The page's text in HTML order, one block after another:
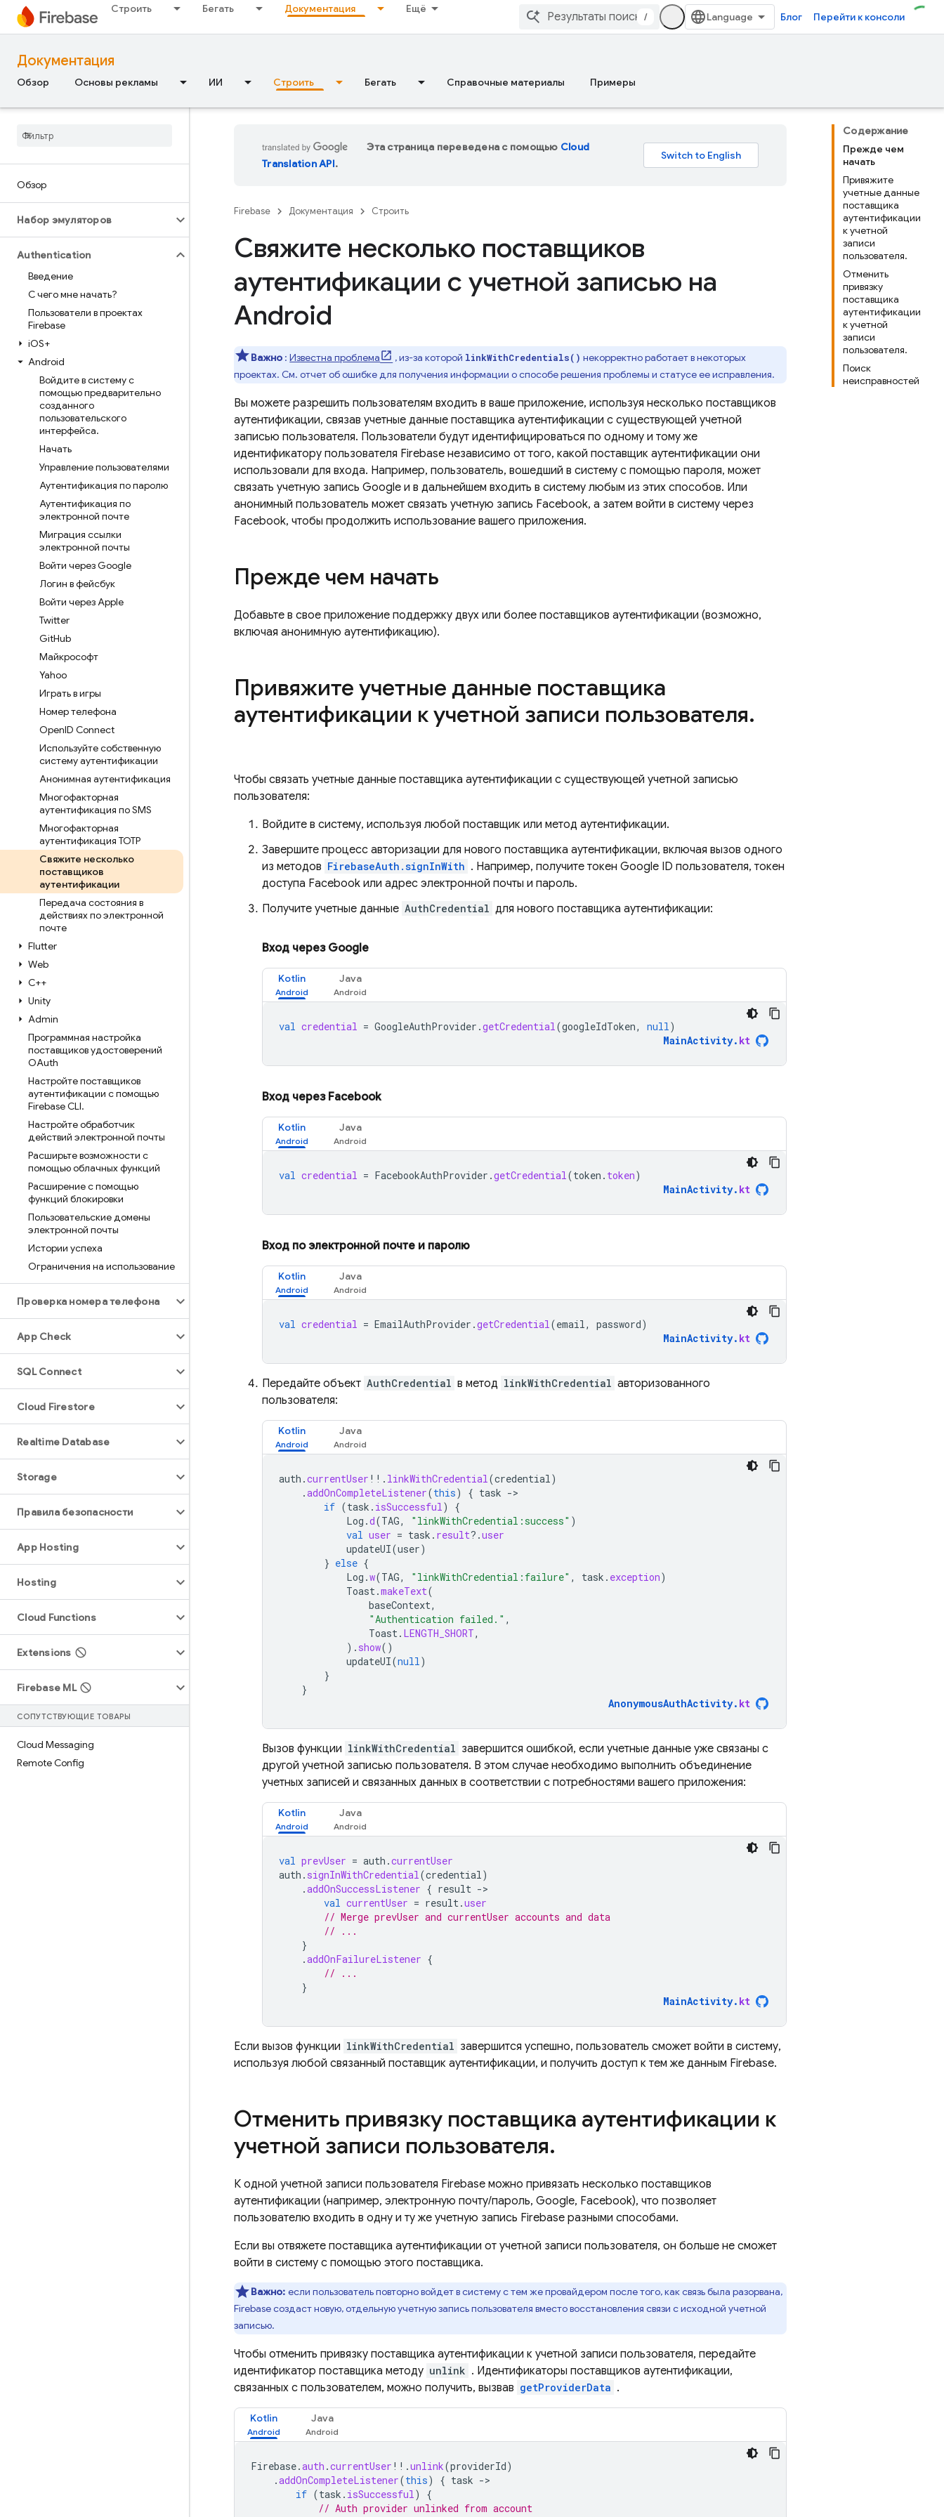
Строить Бегать Документация Ещё
/ Блог Перейти к консоли
Документация
Обзор Основы рекламы ИИ Строить Бегать Справочные материалы Примеры
Обзор
Набор эмуляторов
Authentication
Введение
С чего мне начать?
Пользователи в проектах
Firebase
iOS+
Android
Войдите в систему с
помощью предварительно
созданного
пользовательского
интерфейса.
Начать
Управление пользователями
Аутентификация по паролю
Аутентификация по
электронной почте
Миграция ссылки
электронной почты
Войти через Google
Логин в фейсбук
Войти через Apple
Twitter
GitHub
Майкрософт
Yahoo
Играть в игры
Номер телефона
OpenID Connect
Используйте собственную
систему аутентификации
Анонимная аутентификация
Многофакторная
аутентификация по SMS
Многофакторная
аутентификация TOTP
Свяжите несколько
поставщиков
аутентификации
Передача состояния в
действиях по электронной
почте
Flutter
Web
C++
Unity
Admin
Программная настройка
поставщиков удостоверений
OAuth
Настройте поставщиков
аутентификации с помощью
Firebase CLI.
Настройте обработчик
действий электронной почты
Расширьте возможности с
помощью облачных функций
Расширение с помощью
функций блокировки
Пользовательские домены
электронной почты
Истории успеха
Ограничения на использование
Проверка номера телефона
App Check
SQL Connect
Cloud Firestore
Realtime Database
Storage
Правила безопасности
App Hosting
Hosting
Cloud Functions
Extensions
Firebase ML
СОПУТСТВУЮЩИЕ ТОВАРЫ
Cloud Messaging
Remote Config
Содержание
Прежде чем
начать
Привяжите
учетные данные
поставщика
аутентификации
к учетной
записи
пользователя.
Отменить
привязку
поставщика
аутентификации
к учетной
записи
пользователя.
Поиск
неисправностей
Эта страница переведена с помощью Cloud
Translation API.
Firebase Документация Строить
Свяжите несколько поставщиков
аутентификации с учетной записью на
Android
Важно :Известна проблема , из-за которой linkWithCredentials() некорректно работает в некоторых
проектах. См. отчет об ошибке для получения информации о способе решения проблемы и статусе ее исправления.
Вы можете разрешить пользователям входить в ваше приложение, используя несколько поставщиков
аутентификации, связав учетные данные поставщика аутентификации с существующей учетной
записью пользователя. Пользователи будут идентифицироваться по одному и тому же
идентификатору пользователя Firebase независимо от того, какой поставщик аутентификации они
использовали для входа. Например, пользователь, вошедший в систему с помощью пароля, может
связать учетную запись Google и в дальнейшем входить в систему любым из этих способов. Или
анонимный пользователь может связать учетную запись Facebook, а затем войти в систему через
Facebook, чтобы продолжить использование вашего приложения.
Прежде чем начать
Добавьте в свое приложение поддержку двух или более поставщиков аутентификации (возможно,
включая анонимную аутентификацию).
Привяжите учетные данные поставщика
аутентификации к учетной записи пользователя.
Чтобы связать учетные данные поставщика аутентификации с существующей учетной записью
пользователя:
Войдите в систему, используя любой поставщик или метод аутентификации.
Завершите процесс авторизации для нового поставщика аутентификации, включая вызов одного
из методов FirebaseAuth.signInWith . Например, получите токен Google ID пользователя, токен
доступа Facebook или адрес электронной почты и пароль.
Получите учетные данные AuthCredential для нового поставщика аутентификации:
Вход через Google
Kotlin Java
val credential = GoogleAuthProvider .getCredential(googleIdToken, null)
MainActivity. kt
Вход через Facebook
Kotlin Java
val credential = FacebookAuthProvider .getCredential(token . token)
MainActivity. kt
Вход по электронной почте и паролю
Kotlin Java
val credential = EmailAuthProvider .getCredential(email, password)
MainActivity. kt
Передайте объект AuthCredential в метод linkWithCredential авторизованного
пользователя:
Kotlin Java
auth .currentUser !! . linkWithCredential(credential)
.addOnCompleteListener(this) { task -
if (task . isSuccessful)
{
Log .d(TAG, "linkWithCredential:success" )
val user = task . result?.user
updateUI(user)
} else {
Log .w(TAG, "linkWithCredential:failure" , task . exception)
Toast.makeText(
baseContext,
"Authentication failed." ,
Toast. LENGTH_SHORT,
). show()
updateUI(null)
}
}
AnonymousAuthActivity. kt
Вызов функции linkWithCredential завершится ошибкой, если учетные данные уже связаны с
другой учетной записью пользователя. В этом случае необходимо выполнить объединение
учетных записей и связанных данных в соответствии с потребностями вашего приложения:
Kotlin Java
val prevUser = auth .currentUser
auth . signInWithCredential(credential)
.addOnSuccessListener { result -
val currentUser = result.user
// Merge prevUser and currentUser accounts and data
// ...
}
.addOnFailureListener {
// ...
}
MainActivity. kt
Если вызов функции linkWithCredential завершится успешно, пользователь сможет войти в систему,
используя любой связанный поставщик аутентификации, и получить доступ к тем же данным Firebase.
Отменить привязку поставщика аутентификации к
учетной записи пользователя.
К одной учетной записи пользователя Firebase можно привязать несколько поставщиков
аутентификации (например, электронную почту/пароль, Google, Facebook), что позволяет
пользователю входить в одну и ту же учетную запись Firebase разными способами.
Если вы отвяжете поставщика аутентификации от учетной записи пользователя, он больше не сможет
войти в систему с помощью этого поставщика.
Важно: если пользователь повторно войдет в систему с тем же провайдером после того, как связь была разорвана,
Firebase создаст новую, отдельную учетную запись пользователя вместо восстановления связи с исходной учетной
записью.
Чтобы отменить привязку поставщика аутентификации к учетной записи пользователя, передайте
идентификатор поставщика методу unlink . Идентификаторы поставщиков аутентификации,
связанных с пользователем, можно получить, вызвав getProviderData .
Kotlin Java
Firebase.auth .currentUser !! .unlink(providerId)
.addOnCompleteListener(this) { task -
if (task . isSuccessful)
{
// Auth provider unlinked from account